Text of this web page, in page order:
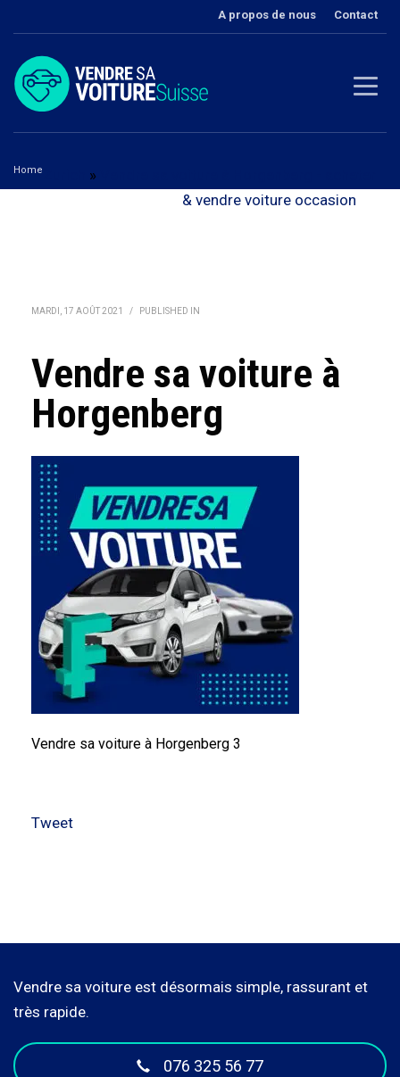
A propos de nous Contact
Home »
& vendre voiture occasion
MARDI, 17 AOÛT 2021 / PUBLISHED IN
Vendre sa voiture à
Horgenberg
Vendre sa voiture à Horgenberg 3
Tweet
Vendre sa voiture est désormais simple, rassurant et
très rapide.
076 325 56 77